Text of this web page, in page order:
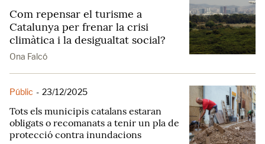
Com repensar el turisme a
Catalunya per frenar la crisi
climàtica i la desigualtat social?
Ona Falcó
Públic - 23/12/2025
Tots els municipis catalans estaran
obligats o recomanats a tenir un pla de
protecció contra inundacions